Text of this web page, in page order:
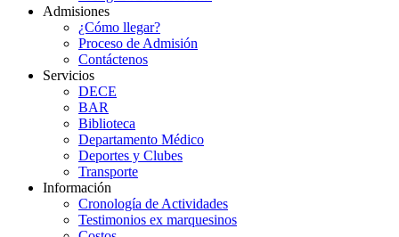
Admisiones
¿Cómo llegar?
Proceso de Admisión
Contáctenos
Servicios
DECE
BAR
Biblioteca
Departamento Médico
Deportes y Clubes
Transporte
Información
Cronología de Actividades
Testimonios ex marquesinos